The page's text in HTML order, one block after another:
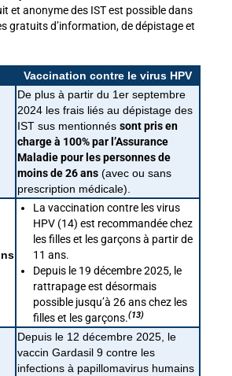
et anonyme des IST est possible dans
gratuits d’information, de dépistage et
Vaccination contre le virus HPV
De plus à partir du 1er septembre
2024 les frais liés au dépistage des
IST sus mentionnés sont pris en
charge à 100% par l’Assurance
Maladie pour les personnes de
moins de 26 ans (avec ou sans
prescription médicale).
La vaccination contre les virus
HPV (14) est recommandée chez
les filles et les garçons à partir de
11 ans.
Depuis le 19 décembre 2025, le
rattrapage est désormais
possible jusqu’à 26 ans chez les
filles et les garçons.(13)
Depuis le 12 décembre 2025, le
vaccin Gardasil 9 contre les
infections à papillomavirus humains